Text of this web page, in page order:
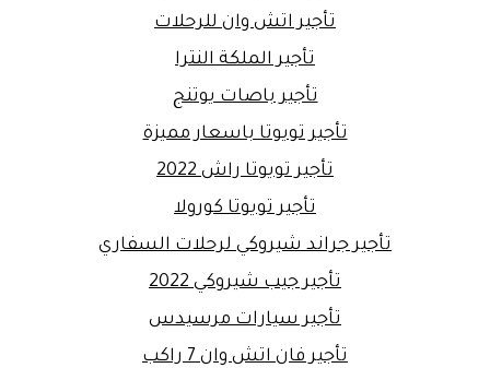
تأجير اتش وان للرحلات
تأجير الملكة النترا
تأجير باصات يوتنج
تأجير تويوتا باسعار مميزة
تأجير تويوتا راش 2022
تأجير تويوتا كورولا
تأجير جراند شيروكي لرحلات السفاري
تأجير جيب شيروكي 2022
تأجير سيارات مرسيدس
تأجير فان اتش وان 7 راكب